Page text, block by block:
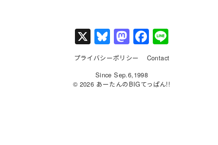
X Bl
u
e
s
M
a
st
o
F
a
c
e
プライバシーポリシー
Contact
Since Sep.6,1998
© 2026 あーたんのBIGてっぱん!!